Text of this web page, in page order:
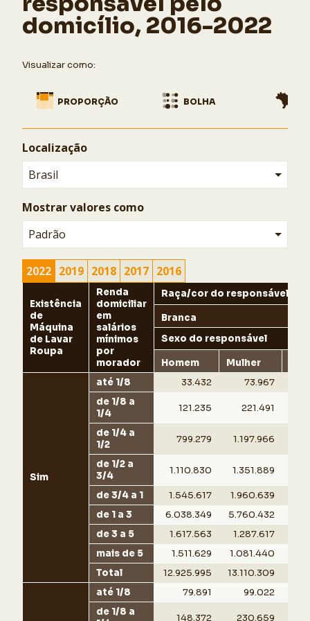
do-responsavel-pelo-domicilio-brasil/. Acesso em:
21 de março de 2025.
COPIAR
Ocultar
domicílio, 2016-2022
Visualizar como:
PROPORÇÃO BOLHA
Localização
Brasil
Mostrar valores como
Padrão
2022 2019 2018 2017 2016
Existência
de
Máquina
de Lavar
Roupa
Renda
domiciliar
em
salários
mínimos
por
morador
Raça/cor do responsável
Branca
Sexo do responsável
Homem Mulher
Sim
até 1/8 33.432 73.967
de 1/8 a
1/4
121.235 221.491
de 1/4 a
1/2
799.279 1.197.966
de 1/2 a
3/4
1.110.830 1.351.889
de 3/4 a 1 1.545.617 1.960.639
de 1 a 3
6.038.349 5.760.432
de 3 a 5
1.617.563 1.287.617
mais de 5
1.511.629 1.081.440
Total
12.925.995 13.110.309
até 1/8
79.891 99.022
de 1/8 a
148.372 230.659